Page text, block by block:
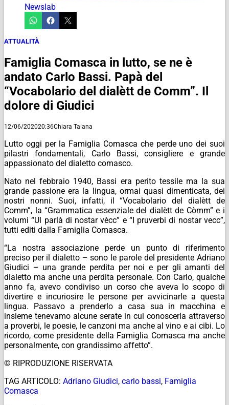
Newslab
ATTUALITÀ
Famiglia Comasca in lutto, se ne è
andato Carlo Bassi. Papà del
“Vocabolario del dialètt de Comm”. Il
dolore di Giudici
12/06/202020:36Chiara Taiana
Lutto oggi per la Famiglia Comasca che perde uno dei suoi
pilastri fondamentali, Carlo Bassi, consigliere e grande
appassionato del dialetto comasco.
Nato nel febbraio 1940, Bassi era perito tessile ma la sua
grande passione era la lingua, ormai quasi dimenticata, dei
nostri nonni. Suoi, infatti, il “Vocabolario del dialètt de
Comm”, la “Grammatica essenziale del dialètt de Còmm” e i
volumi “Ul parlà di nostar vècc” e “I pruverbi di nostar vecc”,
tutti editi dalla Famiglia Comasca.
“La nostra associazione perde un punto di riferimento
preciso per il dialetto – sono le parole del presidente Adriano
Giudici – una grande perdita per noi e per gli amanti del
dialetto ma anche una perdita personale. Con Carlo, qualche
anno fa, avevo condiviso un corso che aveva lo scopo di
divertire e incuriosire le persone per avvicinarle a questa
lingua. Passavo a prenderlo a casa sua in macchina e
insieme tenevamo alcune serate in cui conoscerla attraverso
a proverbi, le poesie, le canzoni ma anche al vino e ai cibi. Lo
ricordo, come presidente della Famiglia Comasca ma anche
personalmente, con grandissimo affetto”.
© RIPRODUZIONE RISERVATA
TAG ARTICOLO: Adriano Giudici, carlo bassi, Famiglia
Comasca